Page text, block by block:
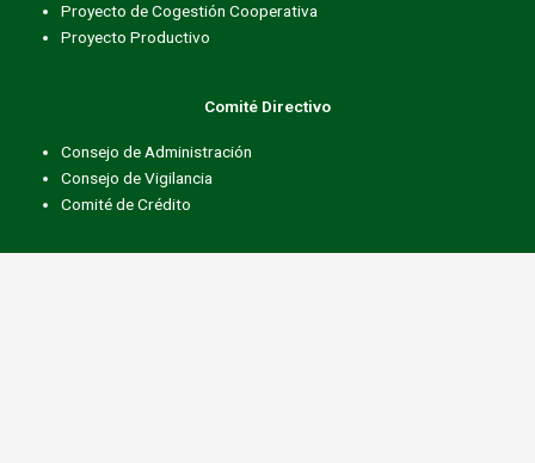
Proyecto de Cogestión Cooperativa
Proyecto Productivo
Comité Directivo
Consejo de Administración
Consejo de Vigilancia
Comité de Crédito